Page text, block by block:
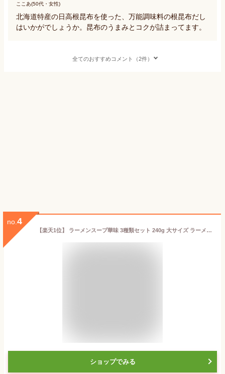
ここあ(50代・女性)
北海道特産の日高根昆布を使った、万能調味料の根昆布だし
はいかがでしょうか。昆布のうまみとコクが詰まってます。
全てのおすすめコメント（2件）
no. 4
【楽天1位】 ラーメンスープ華味 3種類セット 240g 大サイズ ラーメンスープ 華味 醤油 塩 味噌 しょうゆ味 しお味 みそ味 業務用 調味料 華味ラーメンスープ ベル食品 北海道 送料無料
ショップでみる